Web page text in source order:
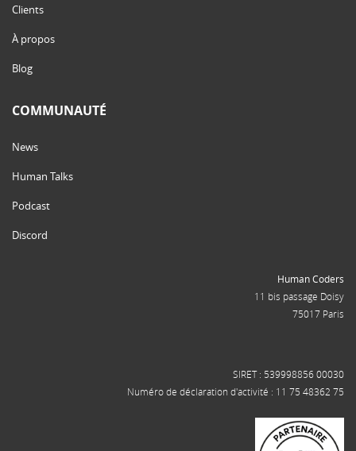
Clients
À propos
Blog
COMMUNAUTÉ
News
Human Talks
Podcast
Discord
Human Coders
11 bis passage Doisy
75017 Paris
SIRET : 539998856 00030
Numéro de déclaration d'activité : 11 75 48362 75